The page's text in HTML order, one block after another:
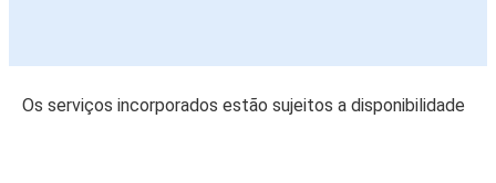
Os serviços incorporados estão sujeitos a disponibilidade